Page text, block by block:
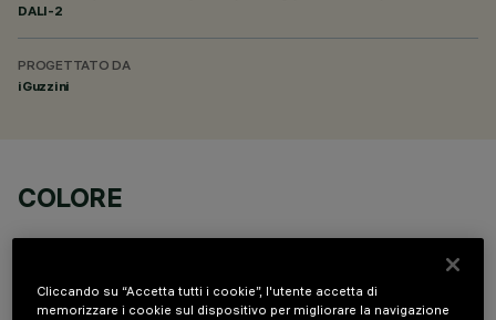
DALI-2
PROGETTATO DA
iGuzzini
COLORE
Cliccando su “Accetta tutti i cookie”, l'utente accetta di
memorizzare i cookie sul dispositivo per migliorare la navigazione